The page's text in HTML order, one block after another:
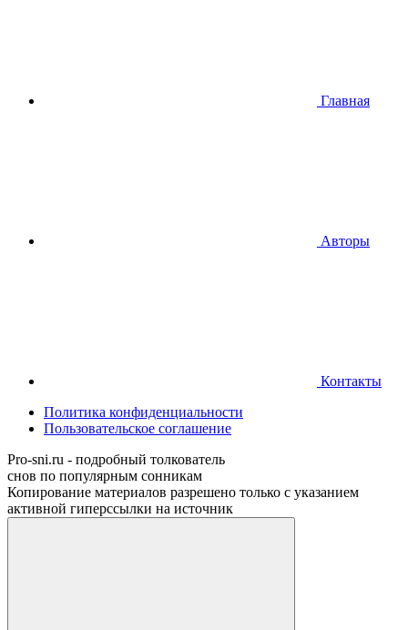
Главная
Авторы
Контакты
Политика конфиденциальности
Пользовательское соглашение
Pro-sni.ru - подробный толкователь
снов по популярным сонникам
Копирование материалов разрешено только с указанием
активной гиперссылки на источник